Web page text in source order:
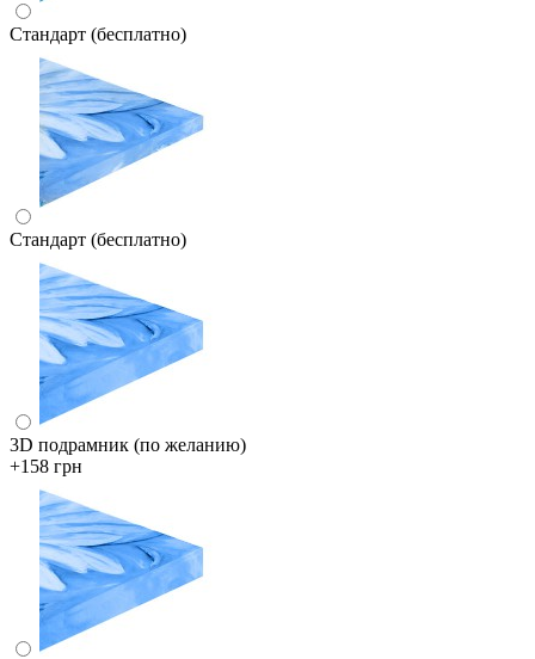
Стандарт (бесплатно)
Стандарт (бесплатно)
3D подрамник (по желанию)
+158 грн